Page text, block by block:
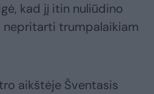
kad jį itin nuliūdino
nepritarti trumpalaikiam
aikštėje Šventasis